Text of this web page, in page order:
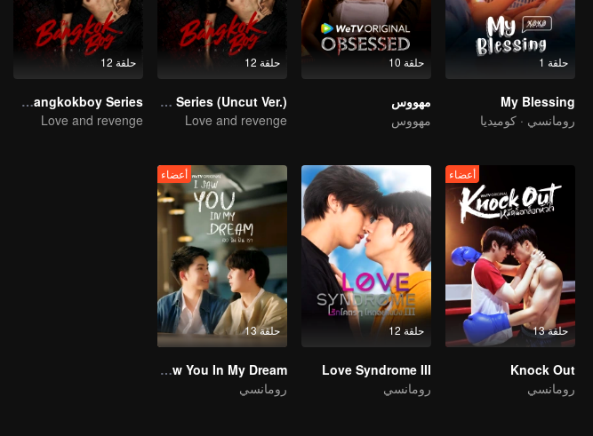
حلقة 1
My Blessing
رومانسي · كوميديا
حلقة 10
مهووس
مهووس
حلقة 12
The Bangkokboy Series (Uncut Ver.)
Love and revenge
حلقة 12
The Bangkokboy Series
Love and revenge
حلقة 13
أعضاء
Knock Out
رومانسي
حلقة 12
Love Syndrome III
رومانسي
حلقة 13
أعضاء
I Saw You In My Dream
رومانسي